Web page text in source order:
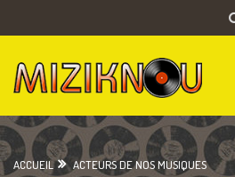
ACCUEIL ACTEURS DE NOS MUSIQUES